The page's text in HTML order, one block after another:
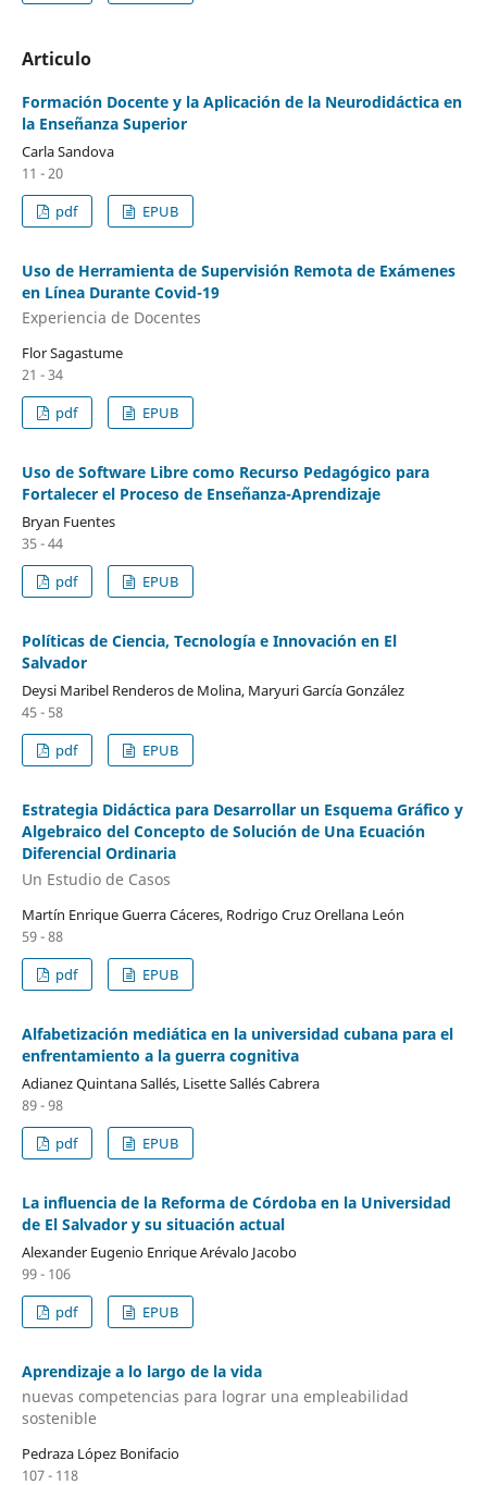
Articulo
Formación Docente y la Aplicación de la Neurodidáctica en
la Enseñanza Superior
Carla Sandova
11 - 20
pdf
EPUB
Uso de Herramienta de Supervisión Remota de Exámenes
en Línea Durante Covid-19
Experiencia de Docentes
Flor Sagastume
21 - 34
pdf
EPUB
Uso de Software Libre como Recurso Pedagógico para
Fortalecer el Proceso de Enseñanza-Aprendizaje
Bryan Fuentes
35 - 44
pdf
EPUB
Políticas de Ciencia, Tecnología e Innovación en El
Salvador
Deysi Maribel Renderos de Molina, Maryuri García González
45 - 58
pdf
EPUB
Estrategia Didáctica para Desarrollar un Esquema Gráfico y
Algebraico del Concepto de Solución de Una Ecuación
Diferencial Ordinaria
Un Estudio de Casos
Martín Enrique Guerra Cáceres, Rodrigo Cruz Orellana León
59 - 88
pdf
EPUB
Alfabetización mediática en la universidad cubana para el
enfrentamiento a la guerra cognitiva
Adianez Quintana Sallés, Lisette Sallés Cabrera
89 - 98
pdf
EPUB
La influencia de la Reforma de Córdoba en la Universidad
de El Salvador y su situación actual
Alexander Eugenio Enrique Arévalo Jacobo
99 - 106
pdf
EPUB
Aprendizaje a lo largo de la vida
nuevas competencias para lograr una empleabilidad
sostenible
Pedraza López Bonifacio
107 - 118